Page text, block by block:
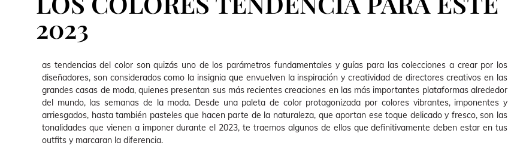
2023
as tendencias del color son quizás uno de los parámetros fundamentales y guías para las colecciones a crear por los
diseñadores, son considerados como la insignia que envuelven la inspiración y creatividad de directores creativos en las
grandes casas de moda, quienes presentan sus más recientes creaciones en las más importantes plataformas alrededor
del mundo, las semanas de la moda. Desde una paleta de color protagonizada por colores vibrantes, imponentes y
arriesgados, hasta también pasteles que hacen parte de la naturaleza, que aportan ese toque delicado y fresco, son las
tonalidades que vienen a imponer durante el 2023, te traemos algunos de ellos que definitivamente deben estar en tus
outfits y marcaran la diferencia.